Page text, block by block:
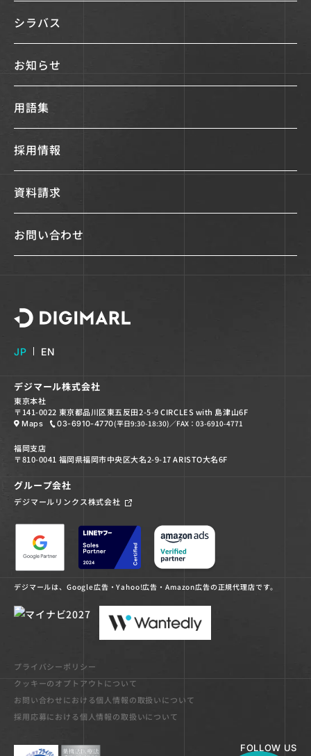
シラバス
お知らせ
用語集
採用情報
資料請求
お問い合わせ
JP EN
デジマール株式会社
東京本社
〒141-0022 東京都品川区東五反田2-5-9 CIRCLES with 島津山6F
Maps 03-6910-4770(平日9:30-18:30) ／FAX：03-6910-4771
福岡支店
〒810-0041 福岡県福岡市中央区大名2-9-17 ARISTO大名6F
グループ会社
デジマールリンクス株式会社
デジマールは、Google広告・Yahoo!広告・Amazon広告の正規代理店です。
プライバシーポリシー
クッキーのオプトアウトについて
お問い合わせにおける個人情報の取扱いについて
採用応募における個人情報の取扱いについて
FOLLOW US